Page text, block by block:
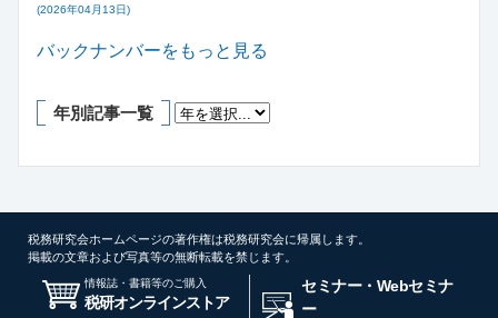
(2026年04月13日)
バックナンバーをもっと見る
年別記事一覧
税務研究会ホームページの著作権は税務研究会に帰属します。
掲載の文章および写真等の無断転載を禁じます。
情報誌・書籍等のご購入
税研オンラインストア
セミナー・Webセミナ
ー